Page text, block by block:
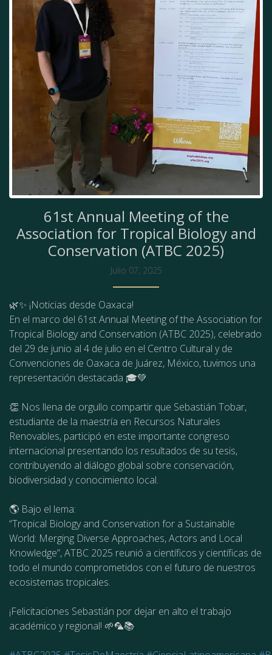
61st Annual Meeting of the
Association for Tropical Biology and
Conservation (ATBC 2025)
Julio 07, 2025
🌿✨ ¡Noticias desde Oaxaca!
En el marco del 61st Annual Meeting of the Association for
Tropical Biology and Conservation (ATBC 2025), celebrado
del 29 de junio al 4 de julio en el Centro Cultural y de
Convenciones de Oaxaca de Juárez, México, tuvimos una
representación destacada 🎓💚
👏 Nos llena de orgullo compartir que Sebastián Tobar,
estudiante de la maestría en Recursos Naturales
Renovables, participó en este importante congreso
internacional presentando los resultados de su tesis,
contribuyendo al diálogo global sobre conservación,
biodiversidad y conocimiento local.
🌎 Bajo el lema:
“Tropical Biology and Conservation for a Sustainable
World: Merging Diverse Approaches, Actors and Local
Knowledge”, ATBC 2025 reunió a científicos y científicas de
todo el mundo comprometidos con el futuro de nuestros
ecosistemas tropicales.
¡Felicitaciones Sebastián por dejar en alto el trabajo
académico y regional! 🌱🦜📚